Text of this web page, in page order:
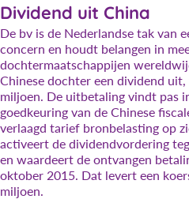
Dividend uit China
De bv is de Nederlandse tak van
concern en houdt belangen in
dochtermaatschappijen
Chinese dochter een dividend
miljoen. De uitbetaling vindt pas
goedkeuring van de Chinese
verlaagd tarief bronbelasting op
activeert de dividendvordering
en waardeert de ontvangen
oktober 2015. Dat levert een
miljoen.